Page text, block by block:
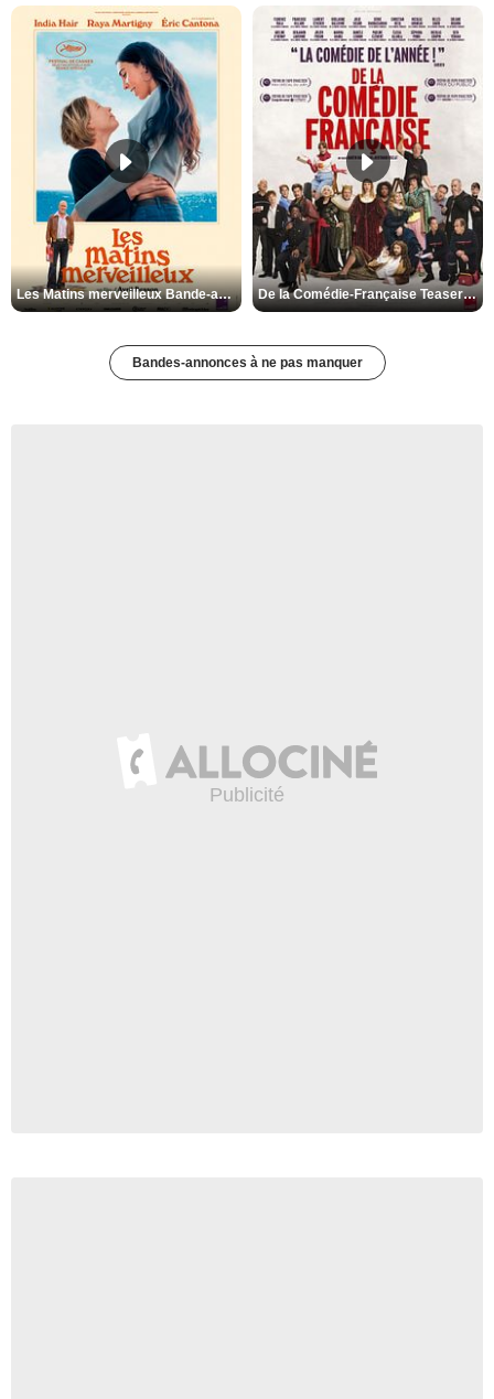
Les Matins merveilleux Bande-annonce VF De la Comédie-Française Teaser VF
Bandes-annonces à ne pas manquer